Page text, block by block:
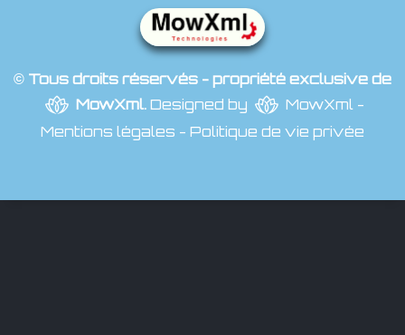
© Tous droits réservés - propriété exclusive de
MowXml.Designed by MowXml-
Mentions légales - Politique de vie privée